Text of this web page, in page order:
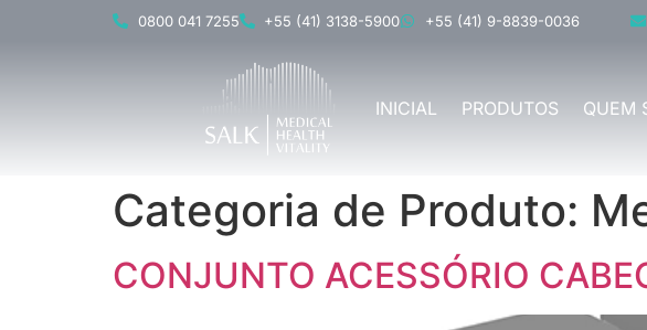
0800 041 7255 +55 (41) 3138-5900 +55 (41) 9-8839-0036
INICIAL PRODUTOS QUEM
Categoria de Produto:
CONJUNTO ACESSÓRIO